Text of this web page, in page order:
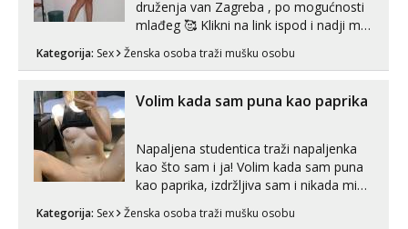
druženja van Zagreba , po mogućnosti
mlađeg 🥰 Klikni na link ispod i nadji me
Kategorija: Sex Ženska osoba traži mušku osobu
Volim kada sam puna kao paprika
Napaljena studentica traži napaljenka
kao što sam i ja! Volim kada sam puna
kao paprika, izdržljiva sam i nikada mi
puta dnevno bilo kad i bilo gdje zato se
Kategorija: Sex Ženska osoba traži mušku osobu